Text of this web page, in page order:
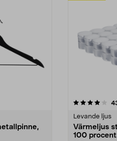
Levande ljus
Värmeljus
100